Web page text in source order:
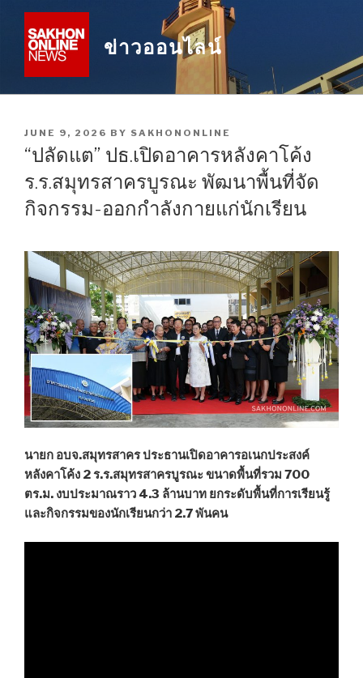
content
ข่าวออนไลน์
POSTED
ON
JUNE 9, 2026 BY SAKHONONLINE
“ปลัดแต” ปธ.เปิดอาคารหลังคาโค้ง
ร.ร.สมุทรสาครบูรณะ พัฒนาพื้นที่จัด
กิจกรรม-ออกกำลังกายแก่นักเรียน
นายก อบจ.สมุทรสาคร ประธานเปิดอาคารอเนกประสงค์
หลังคาโค้ง 2 ร.ร.สมุทรสาครบูรณะ ขนาดพื้นที่รวม 700
ตร.ม. งบประมาณราว 4.3 ล้านบาท ยกระดับพื้นที่การเรียนรู้
และกิจกรรมของนักเรียนกว่า 2.7 พันคน